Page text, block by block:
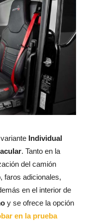
Individual
. Tanto en la
del camión
faros adicionales,
en el interior de
y se ofrece la opción
en la prueba